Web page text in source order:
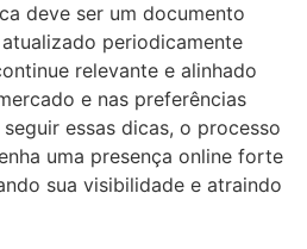
deve ser um documento
periodicamente
relevante e alinhado
e nas preferências
essas dicas, o processo
uma presença online forte
sua visibilidade e atraindo